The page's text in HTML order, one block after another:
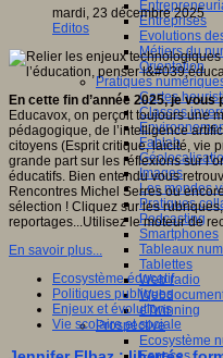
Entreprises
Evolutions
Métiers du
Orientation
Pratiques
Cartes
Classes
Fablab
Images
Les mondes
Pratiques
Podcasting
Smartphones
Tableaux
Tablettes
Web radio
eTwinning
Prospective
Ecosystème
mardi, 23 décembre 2025
Editos
En cette fin d’année 2025, je
Educavox, on perçoit toujours une
pédagogique, de l’intelligence
citoyens (Esprit critique, laïcité, vie
grande part sur les réflexions sur
éducatifs. Bien entendu vous
Rencontres Michel Serres ou
sélection ! Cliquez sur les
reportages...Utilisez le moteur de
En savoir plus...
Ecosystème éducatif
Politiques publiques
Enjeux et évolutions
Vie scolaire et sociale